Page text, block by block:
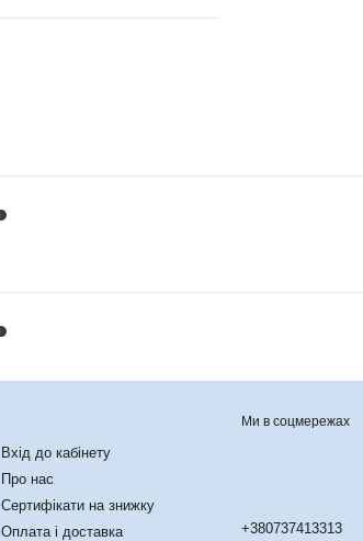
Вхід до кабінету
Про нас
Сертифікати на знижку
Оплата і доставка
Ми в соцмережах
+380737413313